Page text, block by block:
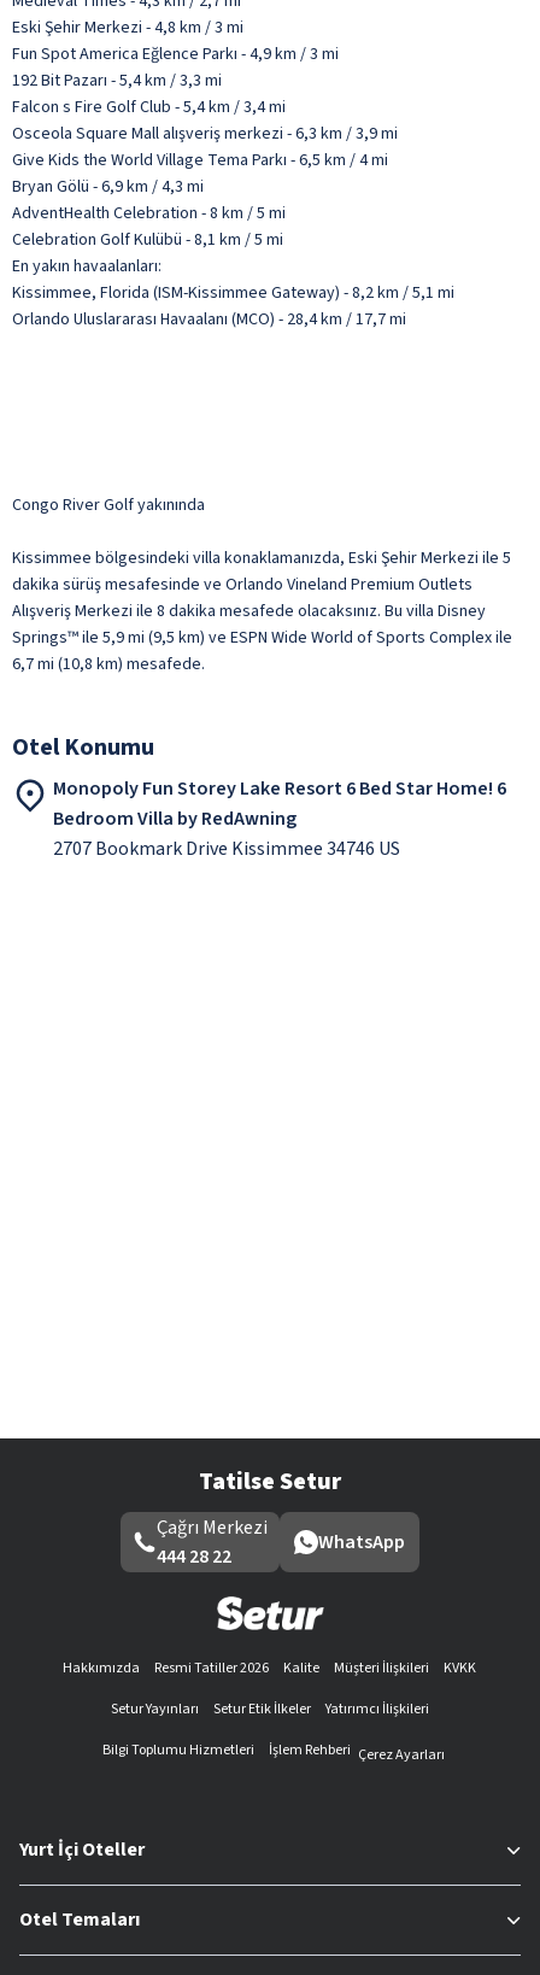
Eski Şehir Merkezi - 4,8 km / 3 mi
Fun Spot America Eğlence Parkı - 4,9 km / 3 mi
192 Bit Pazarı - 5,4 km / 3,3 mi
Falcon s Fire Golf Club - 5,4 km / 3,4 mi
Osceola Square Mall alışveriş merkezi - 6,3 km / 3,9 mi
Give Kids the World Village Tema Parkı - 6,5 km / 4 mi
Bryan Gölü - 6,9 km / 4,3 mi
AdventHealth Celebration - 8 km / 5 mi
Celebration Golf Kulübü - 8,1 km / 5 mi
En yakın havaalanları:
Kissimmee, Florida (ISM-Kissimmee Gateway) - 8,2 km / 5,1 mi
Orlando Uluslararası Havaalanı (MCO) - 28,4 km / 17,7 mi
Congo River Golf yakınında
Kissimmee bölgesindeki villa konaklamanızda, Eski Şehir Merkezi ile 5
dakika sürüş mesafesinde ve Orlando Vineland Premium Outlets
Alışveriş Merkezi ile 8 dakika mesafede olacaksınız. Bu villa Disney
Springs™ ile 5,9 mi (9,5 km) ve ESPN Wide World of Sports Complex ile
6,7 mi (10,8 km) mesafede.
Otel Konumu
Monopoly Fun Storey Lake Resort 6 Bed Star Home! 6
Bedroom Villa by RedAwning
2707 Bookmark Drive Kissimmee 34746 US
Tatilse Setur
Çağrı Merkezi
444 28 22
WhatsApp
Hakkımızda Resmi Tatiller 2026 Kalite Müşteri İlişkileri
KVKK
Setur Yayınları
Setur Etik İlkeler
Yatırımcı İlişkileri
Bilgi Toplumu Hizmetleri
İşlem Rehberi Çerez Ayarları
Yurt İçi Oteller
Otel Temaları